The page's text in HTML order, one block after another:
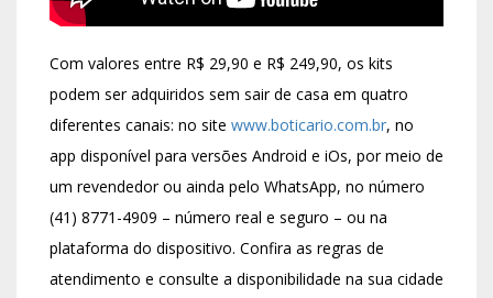
Com valores entre R$ 29,90 e R$ 249,90, os kits
podem ser adquiridos sem sair de casa em quatro
diferentes canais: no site www.boticario.com.br, no
app disponível para versões Android e iOs, por meio de
um revendedor ou ainda pelo WhatsApp, no número
(41) 8771-4909 – número real e seguro – ou na
plataforma do dispositivo. Confira as regras de
atendimento e consulte a disponibilidade na sua cidade